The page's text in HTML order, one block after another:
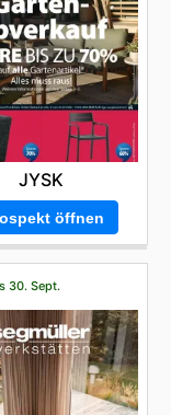
JYSK
öffnen
30. Sept.